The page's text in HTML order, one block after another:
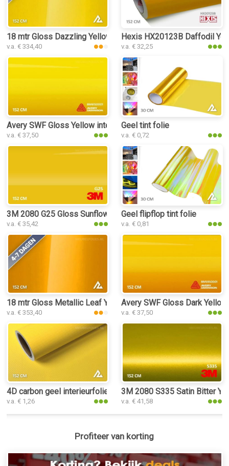
18 mtr Gloss Dazzling Yellow 3258 interieurfolie
v.a. € 334,40
Hexis HX20123B Daffodil
v.a. € 32,25
Avery SWF Gloss Yellow interieurfolie
v.a. € 37,50
Geel tint folie
v.a. € 0,72
3M 2080 G25 Gloss Sunflower interieurfolie
v.a. € 35,42
Geel flipflop tint folie
v.a. € 0,81
18 mtr Gloss Metallic Leaf Yellow 3058 interieurfolie
v.a. € 353,40
Avery SWF Gloss Dark
v.a. € 37,50
4D carbon geel interieurfolie
v.a. € 1,26
3M 2080 S335 Satin Bitter
v.a. € 41,58
Profiteer van korting